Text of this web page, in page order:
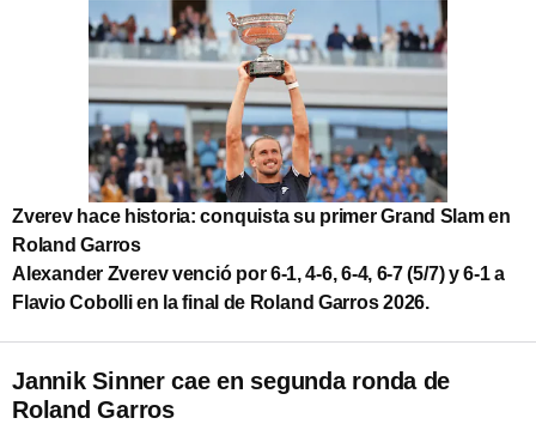
Zverev hace historia: conquista su primer Grand Slam en
Roland Garros
Alexander Zverev venció por 6-1, 4-6, 6-4, 6-7 (5/7) y 6-1 a
Flavio Cobolli en la final de Roland Garros 2026.
Jannik Sinner cae en segunda ronda de
Roland Garros